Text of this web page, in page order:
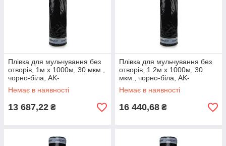
Плівка для мульчування без
отворів, 1м х 1000м, 30 мкм.,
чорно-біла, AK-
MFG1301001000BW
Немає в наявності
13 687,22 ₴
Плівка для мульчування без
отворів, 1.2м х 1000м, 30
мкм., чорно-біла, AK-
MFG1301201000BW
Немає в наявності
16 440,68 ₴